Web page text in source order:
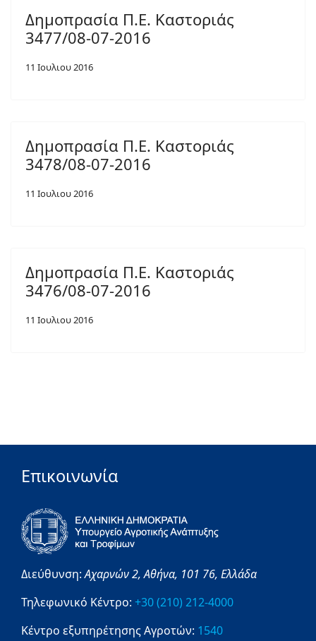
Δημοπρασία Π.Ε. Καστοριάς
3477/08-07-2016
11 Ιουλιου 2016
Δημοπρασία Π.Ε. Καστοριάς
3478/08-07-2016
11 Ιουλιου 2016
Δημοπρασία Π.Ε. Καστοριάς
3476/08-07-2016
11 Ιουλιου 2016
Επικοινωνία
Διεύθυνση:Αχαρνών 2,Αθήνα, 101 76, Ελλάδα
Τηλεφωνικό Κέντρο: +30 (210) 212-4000
Κέντρο εξυπηρέτησης Αγροτών: 1540